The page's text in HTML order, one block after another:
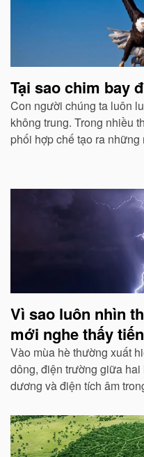
liên
Tại sao chim bay
Con người chúng ta luôn
không trung. Trong nhiều
phối hợp chế tạo ra
Vì sao luôn nhìn
mới nghe thấy
Vào mùa hè thường xuất
dông, điện trường giữa
dương và điện tích âm
mức độ nhất định, hai
triển sẽ phát ra tia lửa...